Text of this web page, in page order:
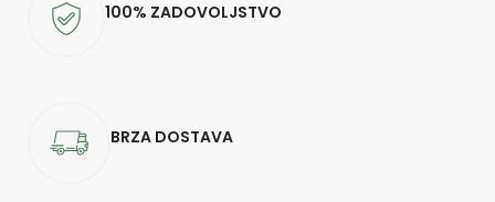
100% ZADOVOLJSTVO
BRZA DOSTAVA